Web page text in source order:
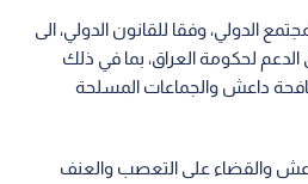
الدولي، وفقا للقانون الدولي، الى
لحكومة العراق، بما في ذلك
داعش والجماعات المسلحة
والقضاء على التعصب والعنف